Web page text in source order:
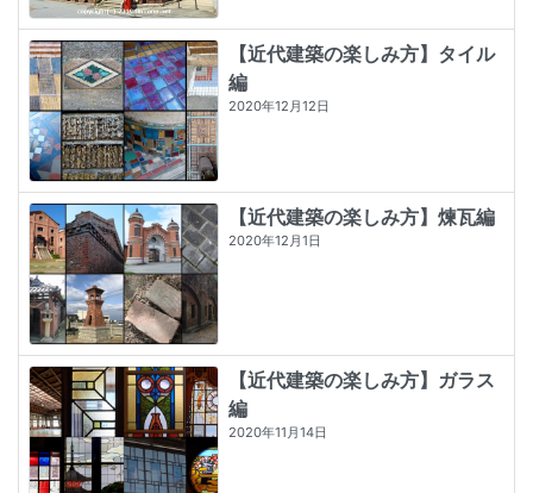
【近代建築の楽しみ方】タイル
編
2020年12月12日
【近代建築の楽しみ方】煉瓦編
2020年12月1日
【近代建築の楽しみ方】ガラス
編
2020年11月14日